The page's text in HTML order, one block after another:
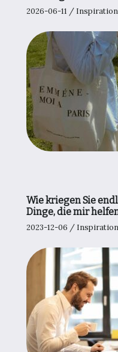
2026-06-11 /
Wie kriegen Sie
Dinge, die mir
2023-12-06 /